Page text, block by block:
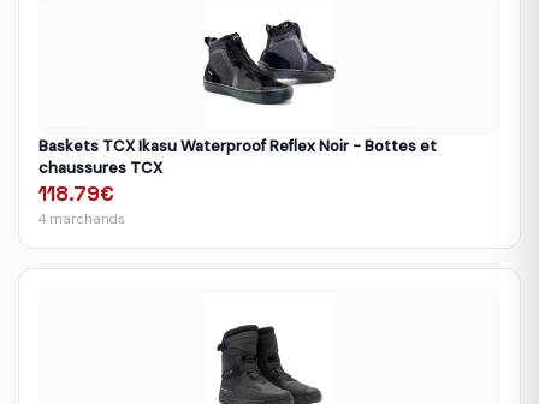
Baskets TCX Ikasu Waterproof Reflex Noir - Bottes et
chaussures TCX
118.79€
4 marchands